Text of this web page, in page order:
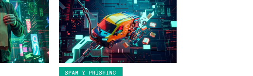
SPAM Y PHISHING